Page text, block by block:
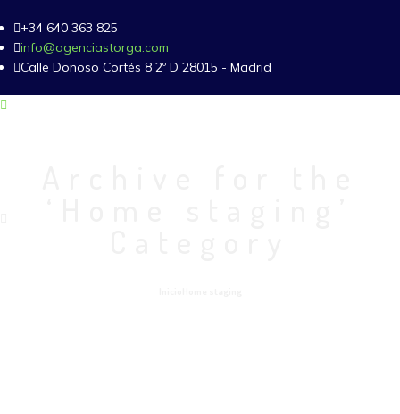
+34 640 363 825
info@agenciastorga.com
Calle Donoso Cortés 8 2º D 28015 - Madrid